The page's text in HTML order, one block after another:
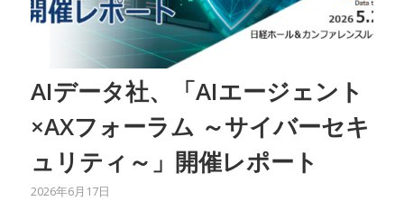
AIデータ社、「AIエージェント
×AXフォーラム ～サイバーセキ
ュリティ～」開催レポート
2026年6月17日